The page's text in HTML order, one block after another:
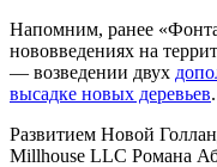
Напомним, ранее
нововведениях на
— возведении двух
высадке новых деревьев.
Развитием Новой
Millhouse LLC Романа